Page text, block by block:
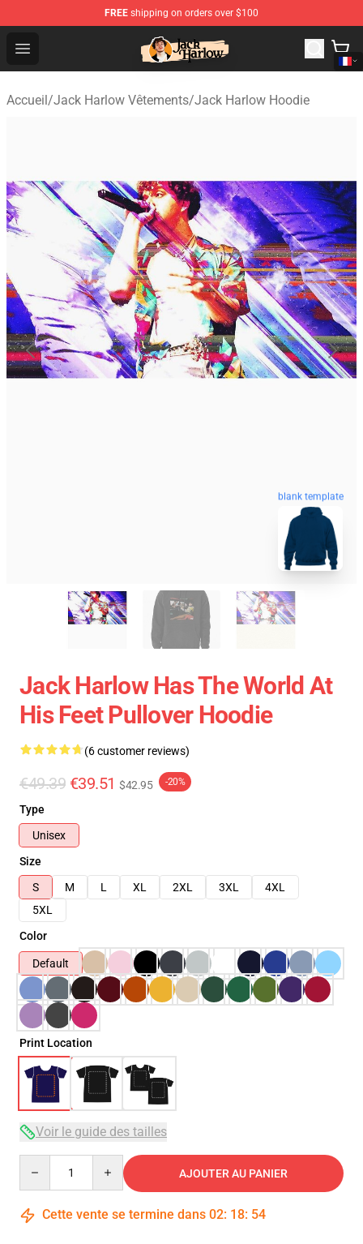
FREE shipping on orders over $100
Open menu
Jack Harlow Shop - Official Jack Harlow Merchandise
Accueil/Jack Harlow Vêtements/Jack Harlow Hoodie
blank template
Jack Harlow Has The World At
His Feet Pullover Hoodie
(6 customer reviews)
€49.39 €39.51 $42.95 -20%
Type
Unisex
Size
S
M L XL 2XL 3XL
4XL
5XL
Color
Default
Print Location
Voir le guide des tailles
AJOUTER AU PANIER
Cette vente se termine dans 02: 18: 54